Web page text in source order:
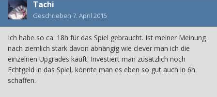
Tachi
Geschrieben 7. April 2015
Ich habe so ca. 18h für das Spiel gebraucht. Ist meiner Meinung
nach ziemlich stark davon abhängig wie clever man ich die
einzelnen Upgrades kauft. Investiert man zusätzlich noch
Echtgeld in das Spiel, könnte man es eben so gut auch in 6h
schaffen.